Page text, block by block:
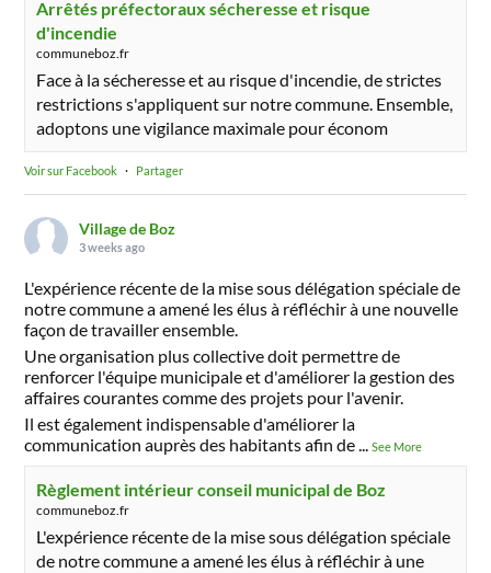
Arrêtés préfectoraux sécheresse et risque
d'incendie
communeboz.fr
Face à la sécheresse et au risque d'incendie, de strictes
restrictions s'appliquent sur notre commune. Ensemble,
adoptons une vigilance maximale pour économ
Voir sur Facebook · Partager
Village de Boz
3 weeks ago
L'expérience récente de la mise sous délégation spéciale de
notre commune a amené les élus à réfléchir à une nouvelle
façon de travailler ensemble.
Une organisation plus collective doit permettre de
renforcer l'équipe municipale et d'améliorer la gestion des
affaires courantes comme des projets pour l'avenir.
Il est également indispensable d'améliorer la
communication auprès des habitants afin de...See More
Règlement intérieur conseil municipal de Boz
communeboz.fr
L'expérience récente de la mise sous délégation spéciale
de notre commune a amené les élus à réfléchir à une